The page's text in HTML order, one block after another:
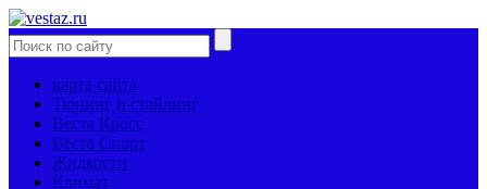
карта сайта
Тюнинг и стайлинг
Веста Кросс
Веста Спорт
Жидкости
Климат